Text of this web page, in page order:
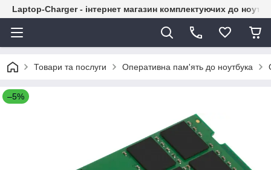
Laptop-Charger - інтернет магазин комплектуючих до
Товари та послуги Оперативна пам'ять до ноутбука
–5%